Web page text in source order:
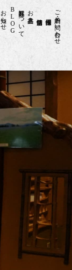
お知らせBLOG甚五郎について お品書き ご予約・お問い合わせ